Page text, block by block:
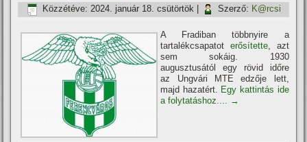
Közzétéve: 2024. január 18. csütörtök Szerző: K@rcsi
A Fradiban többnyire a
tartalékcsapatot erősí­tette, azt
sem sokáig. 1930
augusztusától egy rövid időre
az Ungvári MTE edzője lett,
majd hazatért. Egy kattintás ide
a folytatáshoz.... →